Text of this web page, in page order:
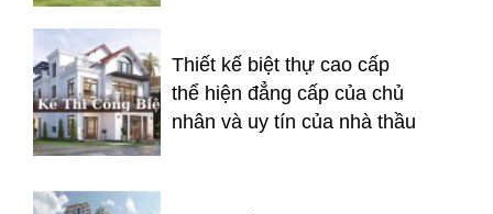
Thiết kế biệt thự cao cấp
thể hiện đẳng cấp của chủ
nhân và uy tín của nhà thầu